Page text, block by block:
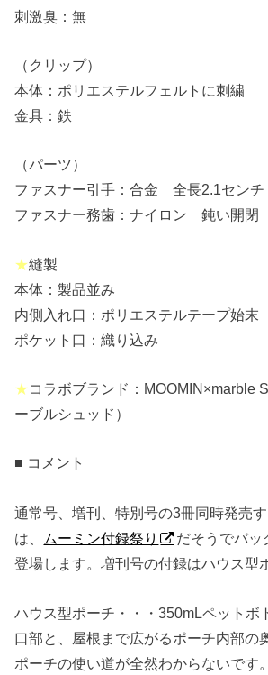
刺激臭：無
（クリップ）
本体：ポリエステルフェルトに刺繍
金具：鉄
（パーツ）
ファスナー引手：合金 全長2.1センチ
ファスナー務歯：ナイロン 鈍い開閉
★縫製
本体：製品並み
内側入れ口：ポリエステルテープ始末
ポケット口：織り込み
★コラボブランド：MOOMIN×marble
ーブルシュッド）
■ コメント
通常号、増刊、特別号の3冊同時発売
は、
ムーミン付録祭り
だそうでバッ
登場します。増刊号の付録はハウス型
ハウス型ポーチ・・・350mLペットボ
口部と、屋根まで広がるポーチ内部の
ポーチの使い道が全然わからないです